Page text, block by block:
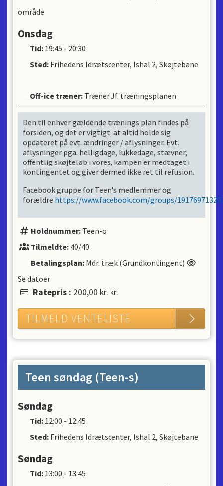
område
Onsdag
Tid: 19:45 - 20:30
Sted: Frihedens Idrætscenter, Ishal 2, Skøjtebane
Off-ice træner: Træner Jf. træningsplanen
Den til enhver gældende trænings plan findes på
forsiden, og det er vigtigt, at altid holde sig
opdateret på evt. ændringer / aflysninger. Evt.
aflysninger pga. helligdage, lukkedage, stævner,
offentlig skøjteløb i vores, kampen er medtaget i
kontingentet og giver dermed ikke ret til refusion.
Facebook gruppe for Teen's medlemmer og
forældre https://www.facebook.com/groups/
Holdnummer: Teen-o
Tilmeldte:40/40
Betalingsplan: Mdr. træk (Grundkontingent)
Se datoer
Ratepris : 200,00 kr. kr.
TILMELD VENTELISTE
Teen søndag (Teen-s)
Søndag
Tid: 12:00 - 12:45
Sted: Frihedens Idrætscenter, Ishal 2, Skøjtebane
Søndag
Tid: 13:00 - 13:45